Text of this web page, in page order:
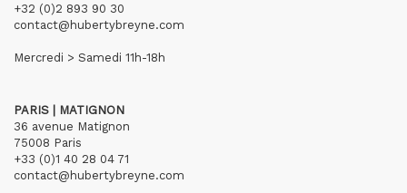
+32 (0)2 893 90 30
contact@hubertybreyne.com
Mercredi > Samedi 11h-18h
PARIS | MATIGNON
36 avenue Matignon
75008 Paris
+33 (0)1 40 28 04 71
contact@hubertybreyne.com